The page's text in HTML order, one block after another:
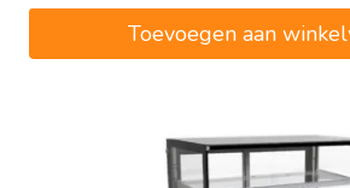
€35,00.Toevoegen aan